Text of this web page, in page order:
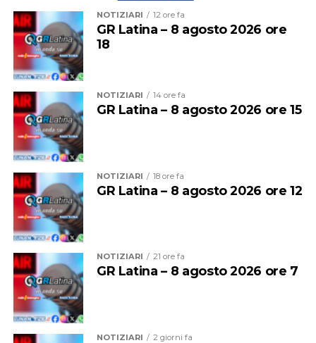
Il provvedimento disciplina anche la somministrazione
di bevande alcoliche e le attività di intrattenimento
musicale e danzante, con l’obiettivo di prevenire
situazioni di criticità legate agli assembramenti e
all’utilizzo improprio delle spiagge.
Per entrambe le giornate sarà quindi vietato
campeggiare e accendere fuochi o falò
spiagge del litorale comunale.
NOTIZIARI 12 ore fa
GR Latina – 8 agosto 2026 ore
18
NOTIZIARI 14 ore fa
GR Latina – 8 agosto 2026 ore 15
NOTIZIARI 18 ore fa
GR Latina – 8 agosto 2026 ore 12
NOTIZIARI 21 ore fa
GR Latina – 8 agosto 2026 ore 7
NOTIZIARI 2 giorni fa